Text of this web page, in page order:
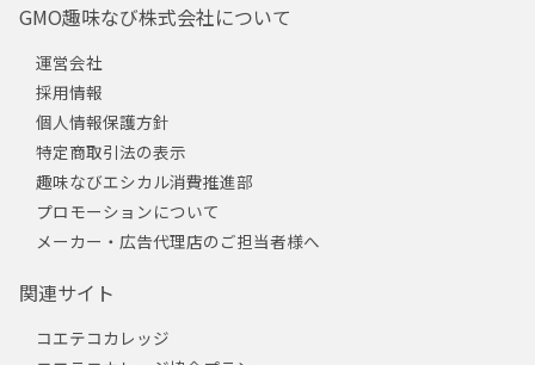
GMO趣味なび株式会社について
運営会社
採用情報
個人情報保護方針
特定商取引法の表示
趣味なびエシカル消費推進部
プロモーションについて
メーカー・広告代理店のご担当者様へ
関連サイト
コエテコカレッジ